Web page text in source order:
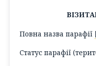
Повна назва парафії
Статус парафії